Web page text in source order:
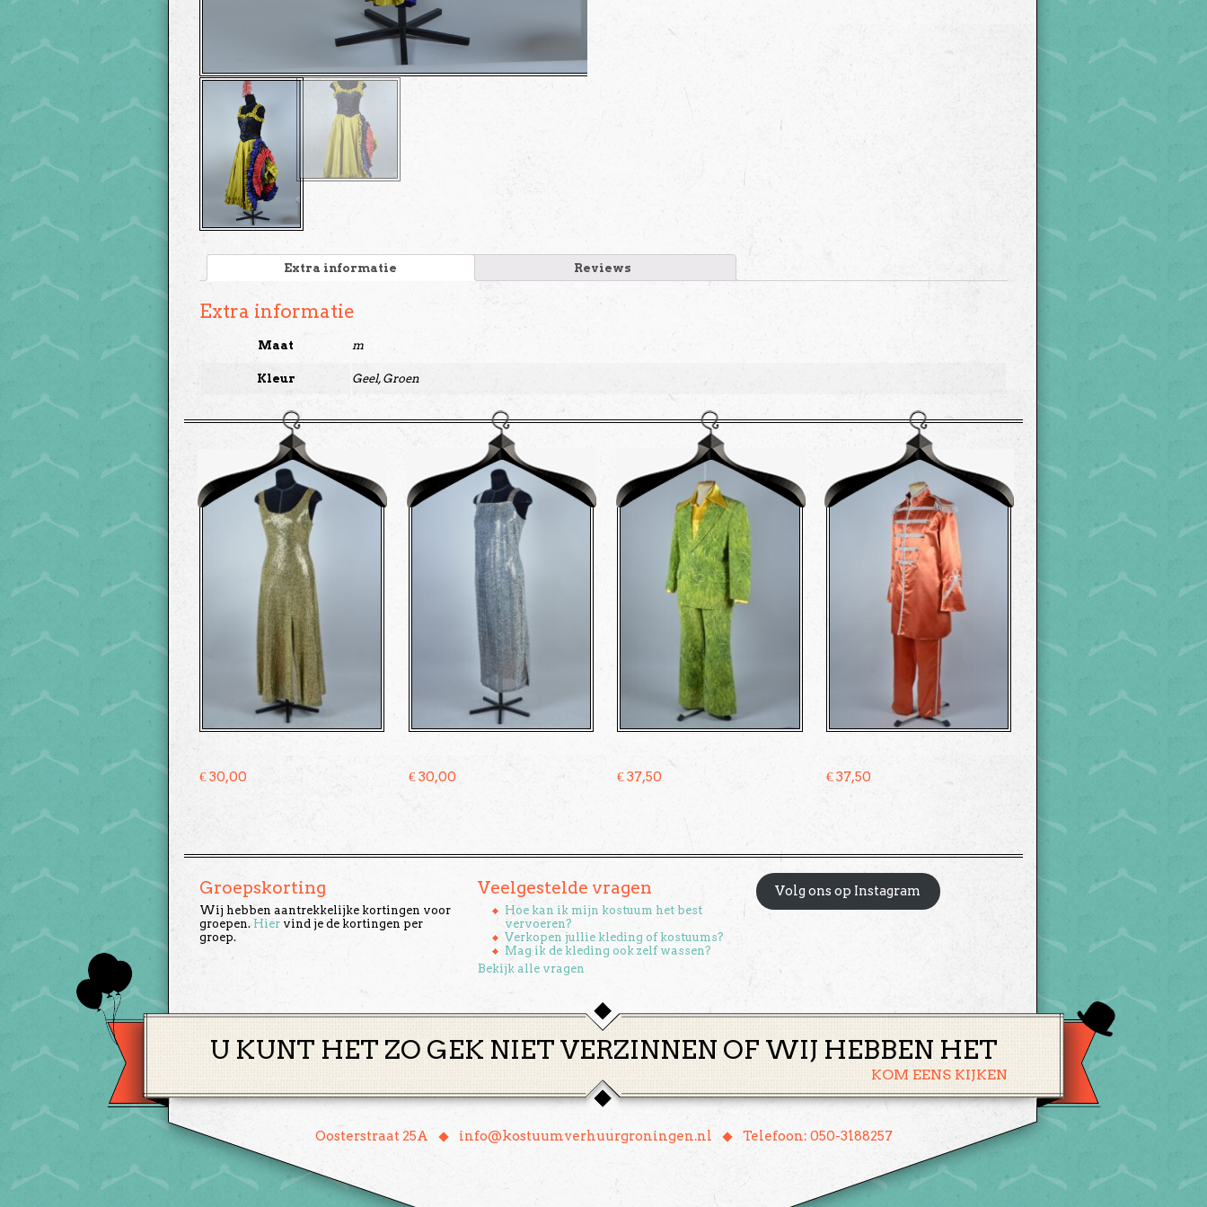
Extra informatie Reviews
Extra informatie
Maat m
Kleur Geel, Groen
€30,00 €30,00 €37,50 €37,50
Groepskorting
Wij hebben aantrekkelijke kortingen voor
groepen. Hier vind je de kortingen per
groep.
Veelgestelde vragen
Hoe kan ik mijn kostuum het best
vervoeren?
Verkopen jullie kleding of kostuums?
Mag ik de kleding ook zelf wassen?
Bekijk alle vragen
Volg ons op Instagram
U KUNT HET ZO GEK NIET VERZINNEN OF WIJ HEBBEN HET
KOM EENS KIJKEN
Oosterstraat 25A ♦info@kostuumverhuurgroningen.nl ♦Telefoon: 050-3188257